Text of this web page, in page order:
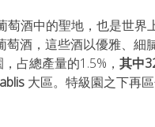
萄酒中的聖地，也是世
酒，這些酒以優雅、細
占總產量的1.5%， 其中
大區。特級園之下再